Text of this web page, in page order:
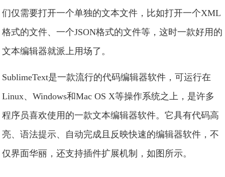
们仅需要打开一个单独的文本文件，比如打开一个XML
格式的文件、一个JSON格式的文件等，这时一款好用的
文本编辑器就派上用场了。
SublimeText是一款流行的代码编辑器软件，可运行在
Linux、Windows和Mac OS X等操作系统之上，是许多
程序员喜欢使用的一款文本编辑器软件。它具有代码高
亮、语法提示、自动完成且反映快速的编辑器软件，不
仅界面华丽，还支持插件扩展机制，如图所示。